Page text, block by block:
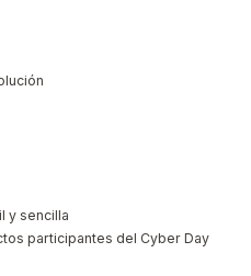
y sencilla
participantes del Cyber Day